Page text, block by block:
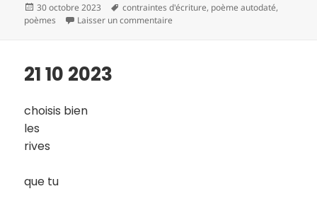
Publié
le
30 octobre 2023
Mots-
clés
contraintes d'écriture, poème autodaté,
poèmes
Laisser un commentaire
21 10 2023
choisis bien
les
rives
que tu